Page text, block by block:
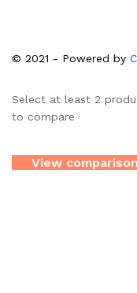
© 2021 - Powered by
Select at least 2
to compare
View comparison